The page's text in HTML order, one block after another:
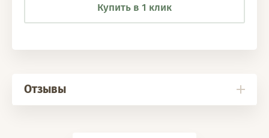
Купить в 1 клик
Отзывы